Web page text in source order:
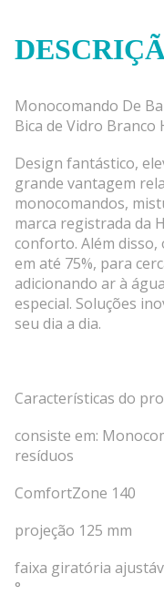
Monocomando De
Bica de Vidro Branco
Design fantástico,
grande vantagem
monocomandos,
marca registrada da
conforto. Além disso,
em até 75%, para
adicionando ar à
especial. Soluções
seu dia a dia.
Características do
consiste em:
resíduos
ComfortZone 140
projeção 125 mm
faixa giratória
°